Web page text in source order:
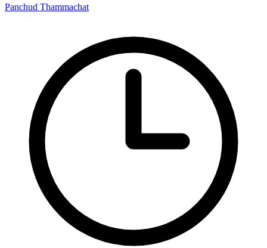
Panchud Thammachat